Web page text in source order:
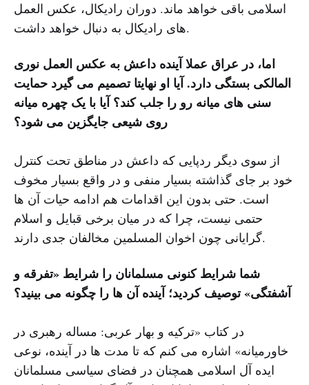
اسلامی باقی خواهد ماند. دوران رادیکال، عکس العمل
های رادیکال به دنبال خواهد داشت.
اما، در عراق عملا آینده داعش به عکس العمل نوری
المالکی بستگی دارد. آیا او نهایتا تصمیم می گیرد حمایت
سنی های میانه رو را جلب کند؟ آیا با یک چهره میانه
روی شیعی جایگزین می شود؟
از سوی دیگر ردپایی که داعش در مناطق تحت کنترل
خود بر جای گذاشته بسیار منفی و در واقع بسیار مخوف
است. حتی بدون این اقدامات هم ادامه حیات آن ها
حتمی نیست، چرا که در میان برخی قبایل و اسلام
گرایانی چون اخوان المسلمین مخالفان جدی دارند.
شما شرایط کنونی مسلمانان را شرایط «تفرقه و
آشفتگی» توصیف کردید؛ آینده آن ها را چگونه می بینید؟
در کتاب «ترکیه و بهار عربی: مساله رهبری در
خاورمیانه» اشاره می کنم که تا مدت ها در آینده، نوعی
ایده آل اسلامی همچنان در فضای سیاسی مسلمانان